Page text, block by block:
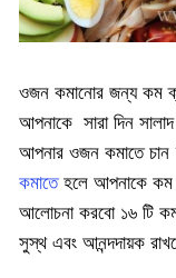
ওজন কমানোর জন্য কম
আপনাকে সারা দিন
আপনার ওজন কমাতে চান
কমাতেহলে আপনাকে কম
আলোচনা করবো ১৬ টি কম
সুস্থ এবং আনন্দদায়ক